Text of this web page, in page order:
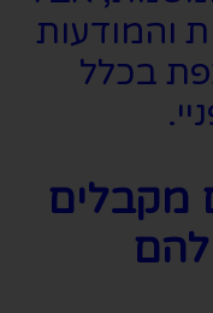
והמודעות
בכלל
מקבלים